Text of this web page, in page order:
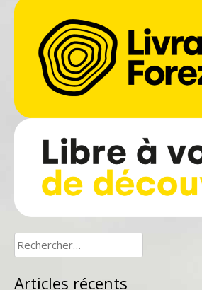
Rechercher :
Articles récents